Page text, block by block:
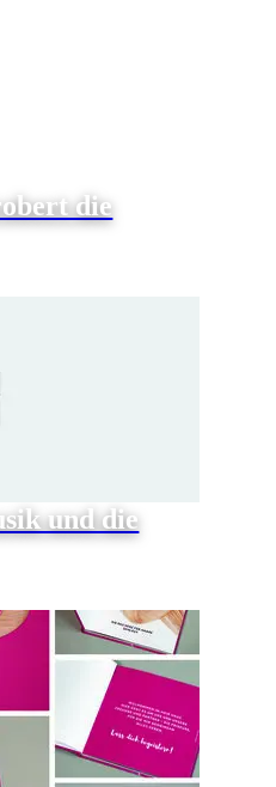
die
und die